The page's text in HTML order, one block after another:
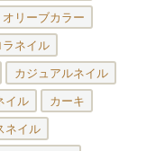
オリーブカラー
ラネイル
カジュアルネイル
イル カーキ
ネイル